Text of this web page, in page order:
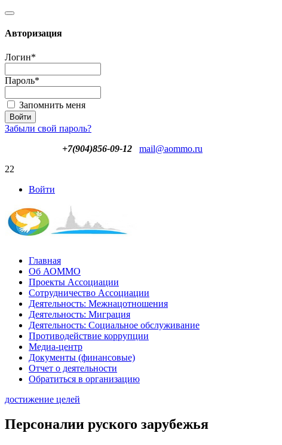
Авторизация
Логин*
Пароль*
Запомнить меня
Забыли свой пароль?
+7(904)856-09-12
mail@aommo.ru
22
Войти
Главная
Об АОММО
Проекты Ассоциации
Сотрудничество Ассоциации
Деятельность: Межнацотношения
Деятельность: Миграция
Деятельность: Социальное обслуживание
Противодействие коррупции
Медиа-центр
Документы (финансовые)
Отчет о деятельности
Обратиться в организацию
достижение целей
Персоналии руского зарубежья